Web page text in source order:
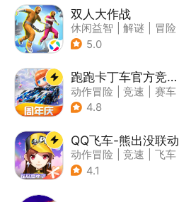
双人大作战
休闲益智 解谜
冒险
| 派对游戏
5.0
跑跑卡丁车官方竞速版
动作冒险 竞速
赛车
| 跑跑卡丁车
4.8
QQ飞车-熊出没联动
动作冒险 竞速
飞车
| 漂移
4.1